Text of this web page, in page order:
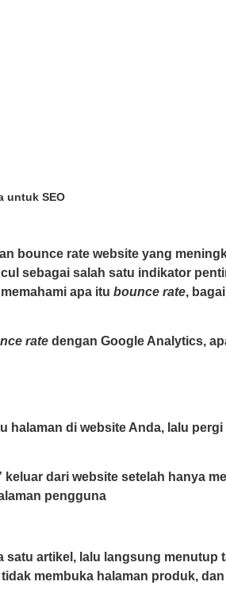
untuk SEO
sebagai salah satu indikator
apa itu bounce rate,
rate dengan Google Analytics,
di website Anda, lalu
dari website setelah hanya
pengguna
satu artikel, lalu langsung menutup
membuka halaman produk,